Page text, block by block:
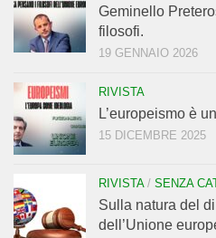
Geminello
filosofi.
19 GENNAIO 2026
RIVISTA
L’europeismo è
15 DICEMBRE 2025
RIVISTA/ SENZA
Sulla natura del
dell’Unione